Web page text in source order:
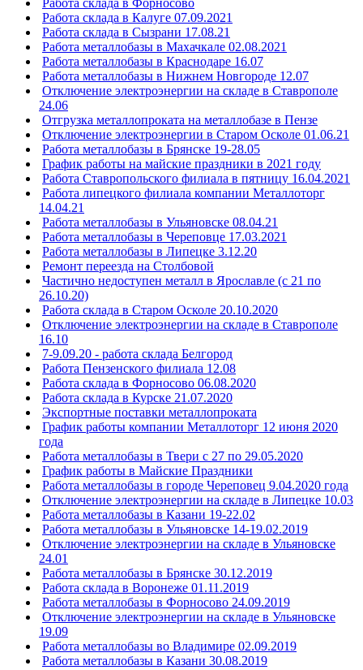
Работа склада в Форносово
Работа склада в Калуге 07.09.2021
Работа склада в Сызрани 17.08.21
Работа металлобазы в Махачкале 02.08.2021
Работа металлобазы в Краснодаре 16.07
Работа металлобазы в Нижнем Новгороде 12.07
Отключение электроэнергии на складе в Ставрополе
24.06
Отгрузка металлопроката на металлобазе в Пензе
Отключение электроэнергии в Старом Осколе 01.06.21
Работа металлобазы в Брянске 19-28.05
График работы на майские праздники в 2021 году
Работа Ставропольского филиала в пятницу 16.04.2021
Работа липецкого филиала компании Металлоторг
14.04.21
Работа металлобазы в Ульяновске 08.04.21
Работа металлобазы в Череповце 17.03.2021
Работа металлобазы в Липецке 3.12.20
Ремонт переезда на Столбовой
Частично недоступен металл в Ярославле (с 21 по
26.10.20)
Работа склада в Старом Осколе 20.10.2020
Отключение электроэнергии на складе в Ставрополе
16.10
7-9.09.20 - работа склада Белгород
Работа Пензенского филиала 12.08
Работа склада в Форносово 06.08.2020
Работа склада в Курске 21.07.2020
Экспортные поставки металлопроката
График работы компании Металлоторг 12 июня 2020
года
Работа металлобазы в Твери с 27 по 29.05.2020
График работы в Майские Праздники
Работа металлобазы в городе Череповец 9.04.2020 года
Отключение электроэнергии на складе в Липецке 10.03
Работа металлобазы в Казани 19-22.02
Работа металлобазы в Ульяновске 14-19.02.2019
Отключение электроэнергии на складе в Ульяновске
24.01
Работа металлобазы в Брянске 30.12.2019
Работа склада в Воронеже 01.11.2019
Работа металлобазы в Форносово 24.09.2019
Отключение электроэнергии на складе в Ульяновске
19.09
Работа металлобазы во Владимире 02.09.2019
Работа металлобазы в Казани 30.08.2019